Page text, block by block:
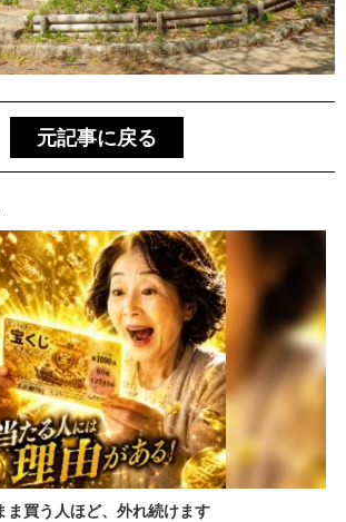
元記事に戻る
ま買う人ほど、外れ続けます